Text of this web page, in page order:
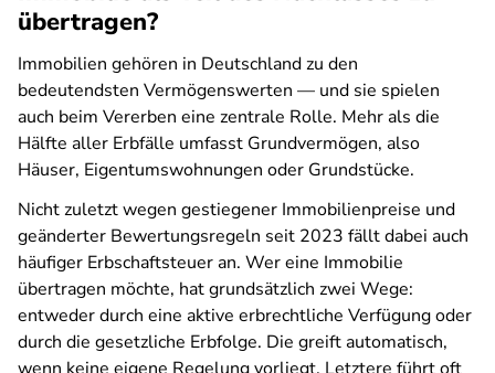
übertragen?
Immobilien gehören in Deutschland zu den
bedeutendsten Vermögenswerten — und sie spielen
auch beim Vererben eine zentrale Rolle. Mehr als die
Hälfte aller Erbfälle umfasst Grundvermögen, also
Häuser, Eigentumswohnungen oder Grundstücke.
Nicht zuletzt wegen gestiegener Immobilienpreise und
geänderter Bewertungsregeln seit 2023 fällt dabei auch
häufiger Erbschaftsteuer an. Wer eine Immobilie
übertragen möchte, hat grundsätzlich zwei Wege:
entweder durch eine aktive erbrechtliche Verfügung oder
durch die gesetzliche Erbfolge. Die greift automatisch,